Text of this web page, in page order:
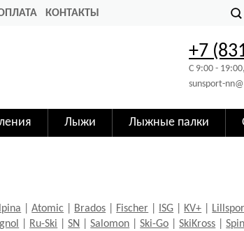
КОНТАКТЫ
+7
C 9:00 -
sunsport-
Лыжи Лыжные палки
|Atomic Brados Fischer ISG KV+
Ru-Ski |SN |Salomon |Ski-Go |SkiKross |